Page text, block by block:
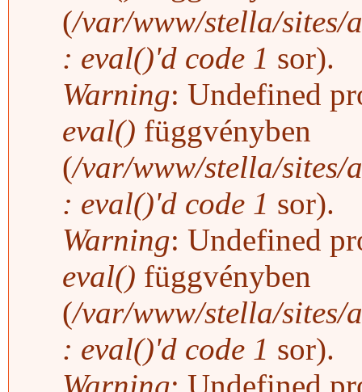
(/var/www/stella/sites/
: eval()'d code 1 sor).
Warning: Undefined
eval() függvényben
(/var/www/stella/sites/
: eval()'d code 1 sor).
Warning: Undefined
eval() függvényben
(/var/www/stella/sites/
: eval()'d code 1 sor).
Warning: Undefined